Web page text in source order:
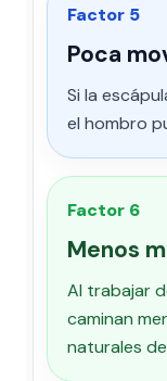
Factor 5
Poca
Si la
el hombro
Factor 6
Menos
Al trabajar
caminan
naturales